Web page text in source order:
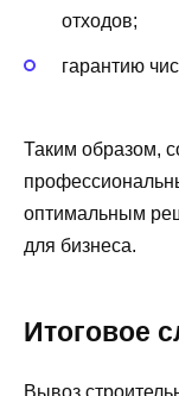
отходов;
гарантию
Таким образом,
оптимальным
для бизнеса.
Итоговое
Вывоз